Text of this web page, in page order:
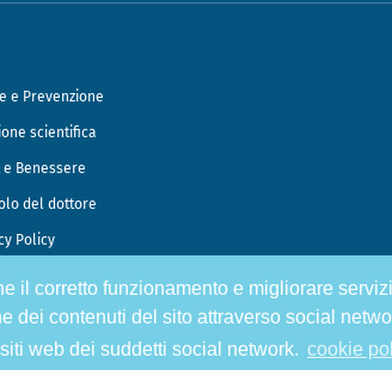
il corretto funzionamento e migliorare
contenuti del sito attraverso social
web dei suddetti social network. cookie
e Prevenzione
scientifica
Benessere
del dottore
Policy
Speciani